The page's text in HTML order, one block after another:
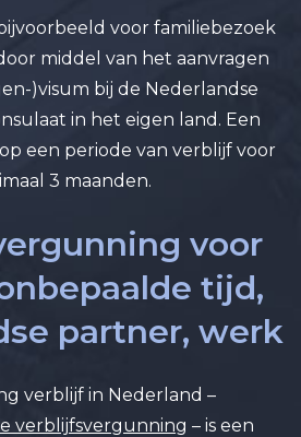
voor familiebezoek
middel van het aanvragen
)visum bij de Nederlandse
in het eigen land. Een
een periode van verblijf voor
3 maanden.
voor
tijd,
partner, werk
verblijf in Nederland –
verblijfsvergunning – is een